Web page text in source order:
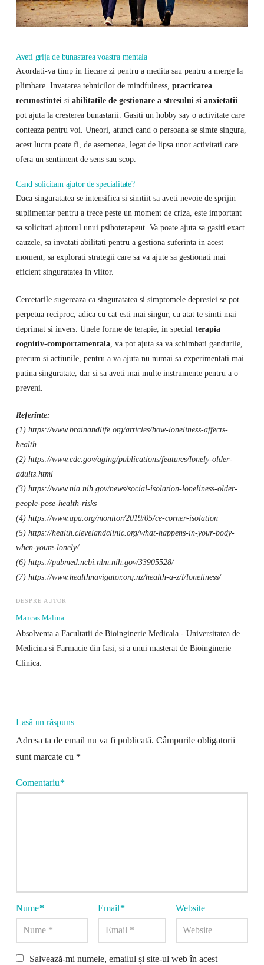
Aveti grija de bunastarea voastra mentala
Acordati-va timp in fiecare zi pentru a medita sau pentru a merge la
plimbare. Invatarea tehnicilor de mindfulness, practicarea
recunostintei si abilitatile de gestionare a stresului si anxietatii
pot ajuta la cresterea bunastarii. Gasiti un hobby say o activitate care
conteaza pentru voi. Uneori, atunci cand o persoana se simte singura,
acest lucru poate fi, de asemenea, legat de lipsa unor activitati care
ofera un sentiment de sens sau scop.
Cand solicitam ajutor de specialitate?
Daca singuratatea se intensifica si simtiit sa aveti nevoie de sprijin
suplimentar pentru a trece peste un moment de criza, este important
sa solicitati ajutorul unui psihoterapeut. Va poate ajuta sa gasiti exact
cauzele, sa invatati abilitati pentru a gestiona suferinta in acest
moment, sa explorati strategii care sa va ajute sa gestionati mai
eficient singuratatea in viitor.
Cercetarile sugereaza ca singuratatea si simptomele depresiei se pot
perpetua reciproc, adica cu cat esti mai singur, cu atat te simti mai
deprimat si invers. Unele forme de terapie, in special terapia
cognitiv-comportamentala, va pot ajuta sa va schimbati gandurile,
precum si actiunile, pentru a va ajuta nu numai sa experimentati mai
putina singuratate, dar si sa aveti mai multe instrumente pentru a o
preveni.
Referinte:
(1) https://www.brainandlife.org/articles/how-loneliness-affects-
health
(2) https://www.cdc.gov/aging/publications/features/lonely-older-
adults.html
(3) https://www.nia.nih.gov/news/social-isolation-loneliness-older-
people-pose-health-risks
(4) https://www.apa.org/monitor/2019/05/ce-corner-isolation
(5) https://health.clevelandclinic.org/what-happens-in-your-body-
when-youre-lonely/
(6) https://pubmed.ncbi.nlm.nih.gov/33905528/
(7) https://www.healthnavigator.org.nz/health-a-z/l/loneliness/
DESPRE AUTOR
Mancas Malina
Absolventa a Facultatii de Bioinginerie Medicala - Universitatea de
Medicina si Farmacie din Iasi, si a unui masterat de Bioinginerie
Clinica.
Lasă un răspuns
Adresa ta de email nu va fi publicată. Câmpurile obligatorii
sunt marcate cu *
Comentariu*
Nume* Email* Website
Salvează-mi numele, emailul și site-ul web în acest